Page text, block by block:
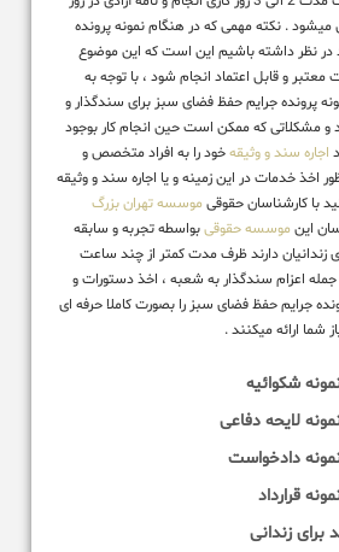
میشود . نکته مهمی که در هنگام نمونه پرونده
در نظر داشته باشیم این است که این موضوع
و قابل اعتماد انجام شود ، با توجه به
پرونده جرایم حفظ فضای سبز برای سندگذار و
و مشکلاتی که ممکن است حین انجام کار بوجود
اجاره سند و وثیقهخود را به افراد متخصص و
اخذ خدمات در این زمینه و یا اجاره سند و وثیقه
با کارشناسان حقوقی موسسه تهران بزرگ
این موسسه حقوقیبواسطه تجربه و سابقه
زندانیان دارند ظرف مدت کمتر از چند ساعت
جمله اعزام سندگذار به شعبه ، اخذ دستورات و
جرایم حفظ فضای سبز را بصورت کاملا حرفه ای
ارائه میکنند .
شکوائیه
لایحه دفاعی
دادخواست
قرارداد
برای زندانی